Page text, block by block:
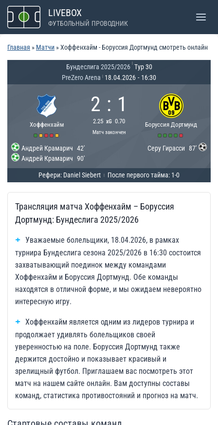
Перейти
содержимому
LIVEBOX
ФУТБОЛЬНЫЙ ПРОВОДНИК
Главная » Матчи »Хоффенхайм - Боруссия Дортмунд смотреть онлайн
Бундеслига 2025/2026 Тур 30
PreZero Arena
18.04.2026 - 16:30
Хоффенхайм
2 : 1
2.25 xG 0.70
Матч закончен
Боруссия Дортмунд
Андрей Крамарич 42'
Андрей Крамарич 90'
Серу Гирасси 87'
Рефери: Daniel Siebert После первого тайма: 1-0
Трансляция матча Хоффенхайм – Боруссия
Дортмунд: Бундеслига 2025/2026
Уважаемые болельщики, 18.04.2026, в рамках
турнира Бундеслига сезона 2025/2026 в 16:30 состоится
захватывающий поединок между командами
Хоффенхайм и Боруссия Дортмунд. Обе команды
находятся в отличной форме, и мы ожидаем невероятно
интересную игру.
Хоффенхайм является одним из лидеров турнира и
продолжает удивлять болельщиков своей
уверенностью на поле. Боруссия Дортмунд также
держится достойно и показывает красивый и
зрелищный футбол. Приглашаем вас посмотреть этот
матч на нашем сайте онлайн. Вам доступны составы
команд, статистика противостояний и прогноз на матч.